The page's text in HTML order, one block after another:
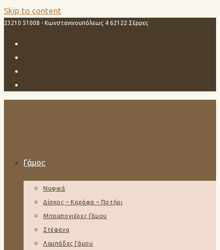
Skip to content
23210 51008 - Κωνστανινουπόλεως 4 62122 Σέρρες
Γάμος
Νυφικά
Δίσκος – Καράφα – Ποτήρι
Μπομπονιέρες Γάμου
Στέφανα
Λαμπάδες Γάμου